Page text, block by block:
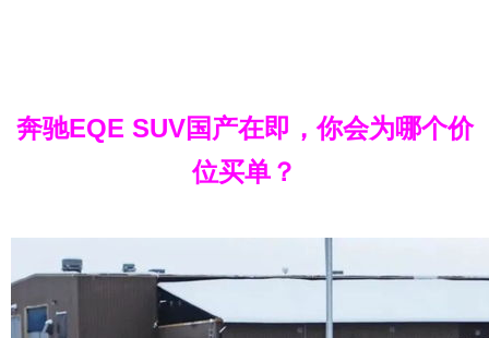
奔驰EQE SUV国产在即，你会为哪个价
位买单？